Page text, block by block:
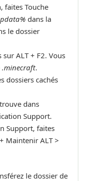
faites Touche
dans la
le dossier
ALT + F2. Vous
.minecraft.
dossiers cachés
dans
Support.
Support, faites
Maintenir ALT >
le dossier de